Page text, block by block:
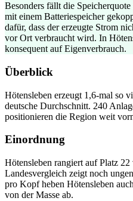
Besonders fällt die
mit einem Batteriespeicher
dafür, dass der erzeugte Strom
vor Ort verbraucht wird. In
konsequent auf Eigenverbrauch.
Überblick
Hötensleben erzeugt 1,6-mal so
deutsche Durchschnitt. 240
positionieren die Region weit
Einordnung
Hötensleben rangiert auf Platz
Landesvergleich zeigt noch
pro Kopf heben Hötensleben
von der Masse ab.